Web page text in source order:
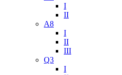
I
II
A8
I
II
III
Q3
I